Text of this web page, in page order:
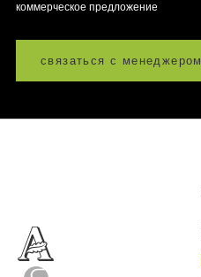
коммерческое предложение
связаться с менеджером